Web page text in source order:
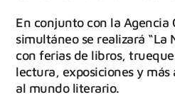
En conjunto con la Agencia
simultáneo se realizará “La
con ferias de libros,
lectura, exposiciones y
al mundo literario.